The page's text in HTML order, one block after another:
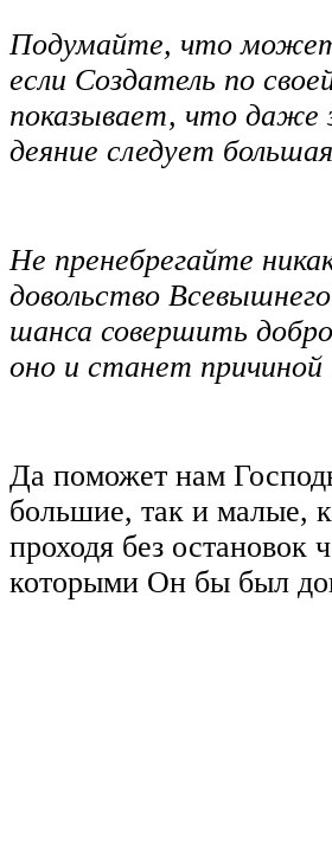
Подумайте, что
если Создатель по
показывает, что даже
деяние следует
Не пренебрегайте
довольство
шанса совершить
оно и станет
Да поможет нам
большие, так и малые,
проходя без остановок
которыми Он бы был